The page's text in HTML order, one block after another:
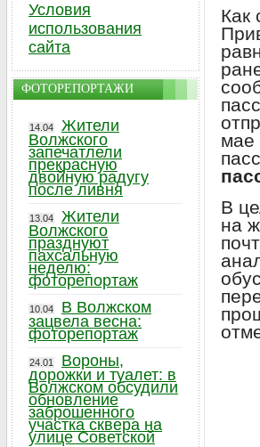
Как
мае
В
на
Условия
использования
сайта
ФОТОРЕПОРТАЖИ
14.04
Жители
Волжского
запечатлели
прекрасную
двойную радугу
после ливня
13.04
Жители
Волжского
празднуют
пахсальную
неделю:
фоторепортаж
10.04
В Волжском
зацвела весна:
фоторепортаж
24.01
Вороны,
дорожки и туалет: в
Волжском обсудили
обновление
заброшенного
участка сквера на
улице Советской